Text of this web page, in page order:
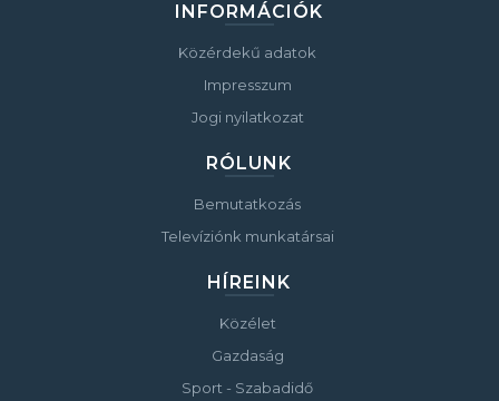
INFORMÁCIÓK
Közérdekű adatok
Impresszum
Jogi nyilatkozat
RÓLUNK
Bemutatkozás
Televíziónk munkatársai
HÍREINK
Közélet
Gazdaság
Sport - Szabadidő